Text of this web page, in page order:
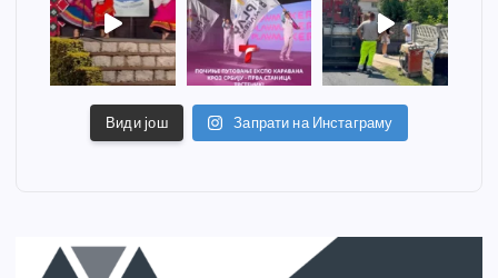
Види још Запрати на Инстаграму